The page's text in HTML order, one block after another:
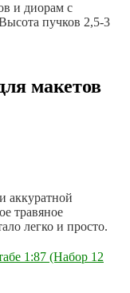
и диорам с
пучков 2,5-3
макетов
аккуратной
травяное
легко и просто.